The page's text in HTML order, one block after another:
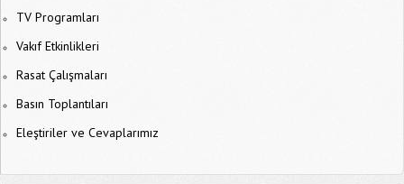
TV Programları
Vakıf Etkinlikleri
Rasat Çalışmaları
Basın Toplantıları
Eleştiriler ve Cevaplarımız